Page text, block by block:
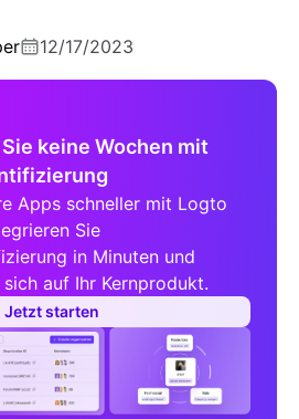
12/17/2023
keine Wochen mit
Apps schneller mit Logto
Sie
in Minuten und
auf Ihr Kernprodukt.
Jetzt starten